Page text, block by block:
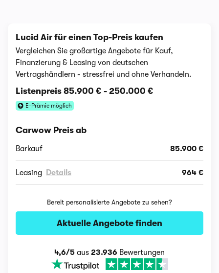
Lucid Air für einen Top-Preis kaufen
Vergleichen Sie großartige Angebote für Kauf,
Finanzierung & Leasing von deutschen
Vertragshändlern - stressfrei und ohne Verhandeln.
Listenpreis 85.900 € - 250.000 €
E-Prämie möglich
Carwow Preis ab
Barkauf 85.900 €
Leasing Details 964 €
Bereit personalisierte Angebote zu sehen?
Aktuelle Angebote finden
4,6/5 aus 23.936 Bewertungen